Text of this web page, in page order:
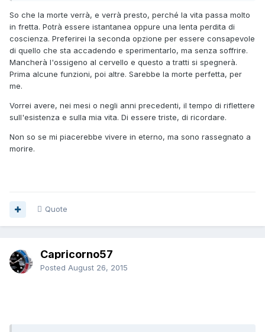
So che la morte verrà, e verrà presto, perché la vita passa molto
in fretta. Potrà essere istantanea oppure una lenta perdita di
coscienza. Preferirei la seconda opzione per essere consapevole
di quello che sta accadendo e sperimentarlo, ma senza soffrire.
Mancherà l'ossigeno al cervello e questo a tratti si spegnerà.
Prima alcune funzioni, poi altre. Sarebbe la morte perfetta, per
me.
Vorrei avere, nei mesi o negli anni precedenti, il tempo di riflettere
sull'esistenza e sulla mia vita. Di essere triste, di ricordare.
Non so se mi piacerebbe vivere in eterno, ma sono rassegnato a
morire.
Quote
Capricorno57
Posted August 26, 2015